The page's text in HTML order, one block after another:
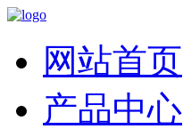
网站首页
产品中心